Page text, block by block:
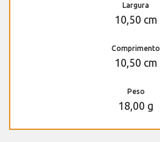
Largura
10,50 cm
Comprimento
10,50 cm
Peso
18,00 g